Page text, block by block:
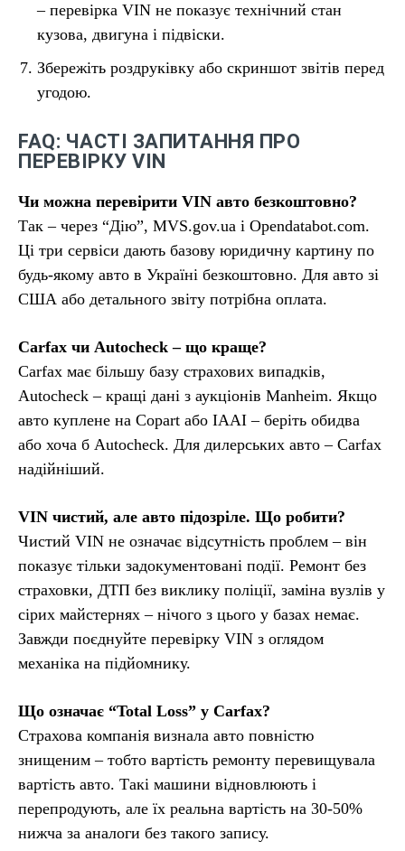
– перевірка VIN не показує технічний стан
кузова, двигуна і підвіски.
Збережіть роздруківку або скриншот звітів перед
угодою.
FAQ: ЧАСТІ ЗАПИТАННЯ ПРО
ПЕРЕВІРКУ VIN
Чи можна перевірити VIN авто безкоштовно?
Так – через “Дію”, MVS.gov.ua і Opendatabot.com.
Ці три сервіси дають базову юридичну картину по
будь-якому авто в Україні безкоштовно. Для авто зі
США або детального звіту потрібна оплата.
Carfax чи Autocheck – що краще?
Carfax має більшу базу страхових випадків,
Autocheck – кращі дані з аукціонів Manheim. Якщо
авто куплене на Copart або IAAI – беріть обидва
або хоча б Autocheck. Для дилерських авто – Carfax
надійніший.
VIN чистий, але авто підозріле. Що робити?
Чистий VIN не означає відсутність проблем – він
показує тільки задокументовані події. Ремонт без
страховки, ДТП без виклику поліції, заміна вузлів у
сірих майстернях – нічого з цього у базах немає.
Завжди поєднуйте перевірку VIN з оглядом
механіка на підйомнику.
Що означає “Total Loss” у Carfax?
Страхова компанія визнала авто повністю
знищеним – тобто вартість ремонту перевищувала
вартість авто. Такі машини відновлюють і
перепродують, але їх реальна вартість на 30-50%
нижча за аналоги без такого запису.